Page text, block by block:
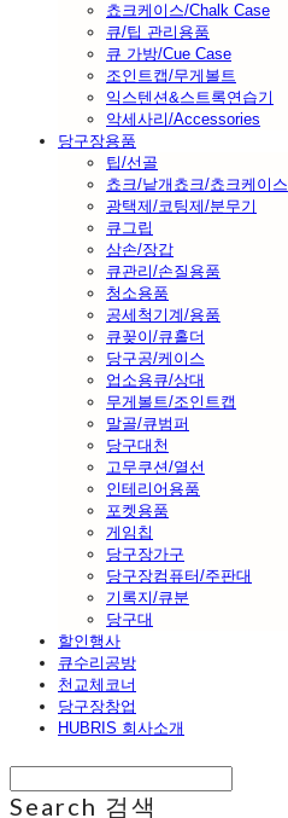
쵸크케이스/Chalk Case
큐/팁 관리용품
큐 가방/Cue Case
조인트캡/무게볼트
익스텐션&스트록연습기
악세사리/Accessories
당구장용품
팁/선골
쵸크/낱개쵸크/쵸크케이스
광택제/코팅제/분무기
큐그립
삼손/장갑
큐관리/손질용품
청소용품
공세척기계/용품
큐꽂이/큐홀더
당구공/케이스
업소용큐/상대
무게볼트/조인트캡
말골/큐범퍼
당구대천
고무쿠션/열선
인테리어용품
포켓용품
게임칩
당구장가구
당구장컴퓨터/주판대
기록지/큐분
당구대
할인행사
큐수리공방
천교체코너
당구장창업
HUBRIS 회사소개
Search 검색